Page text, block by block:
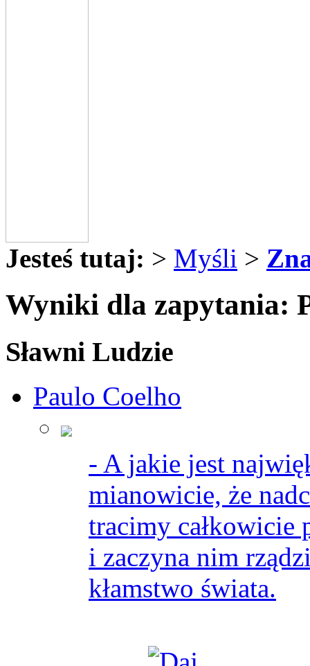
Jesteś tutaj: > Myśli >
Wyniki dla zapytania:
Sławni Ludzie
Paulo Coelho
- A jakie jest
mianowicie, że
tracimy całkowicie
i zaczyna nim
kłamstwo świata.